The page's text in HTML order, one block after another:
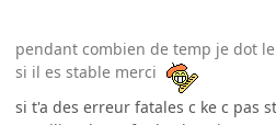
pendant combien de temp je dot
si il es stable merci
si t'a des erreur fatales c ke c pas